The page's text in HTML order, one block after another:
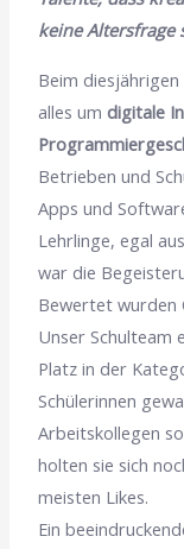
keine Altersfrage
Beim diesjährigen
alles umdigitale
Betrieben und
Apps und
Lehrlinge, egal
war die
Bewertet wurden
Unser Schulteam
Platz in der
Schülerinnen
Arbeitskollegen
holten sie sich
meisten Likes.
Ein